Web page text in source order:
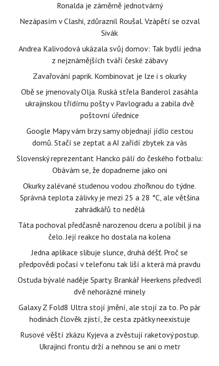
Ronalda je záměrně jednotvárný
Nezápasím v Clashi, zdůraznil Roušal. Vzápětí se ozval
Sivák
Andrea Kalivodová ukázala svůj domov: Tak bydlí jedna
z nejznámějších tváří české zábavy
Zavařování paprik. Kombinovat je lze i s okurky
Obě se jmenovaly Olja. Ruská střela Banderol zasáhla
ukrajinskou třídírnu pošty v Pavlogradu a zabila dvě
poštovní úřednice
Google Mapy vám brzy samy objednají jídlo cestou
domů. Stačí se zeptat a AI zařídí zbytek za vás
Slovenský reprezentant Hancko pálí do českého fotbalu:
Obávám se, že dopadneme jako oni
Okurky zalévané studenou vodou zhořknou do týdne.
Správná teplota zálivky je mezi 25 a 28 °C, ale většina
zahrádkářů to nedělá
Táta pochoval předčasně narozenou dceru a políbil ji na
čelo. Její reakce ho dostala na kolena
Jedna aplikace slibuje slunce, druhá déšť. Proč se
předpovědi počasí v telefonu tak liší a která má pravdu
Ostuda bývalé naděje Sparty. Brankář Heerkens předvedl
dvě nehorázné minely
Galaxy Z Fold8 Ultra stojí jmění, ale stojí za to. Po pár
hodinách člověk zjistí, že cesta zpátky neexistuje
Rusové věští zkázu Kyjeva a zvěstují raketový postup.
Ukrajinci frontu drží a nehnou se ani o metr